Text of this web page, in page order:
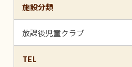
施設分類
放課後児童クラブ
TEL